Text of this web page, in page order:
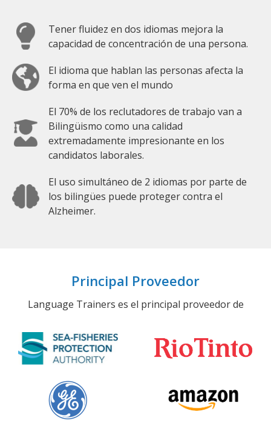
Tener fluidez en dos idiomas mejora la
capacidad de concentración de una persona.
El idioma que hablan las personas afecta la
forma en que ven el mundo
El 70% de los reclutadores de trabajo van a
Bilingüismo como una calidad
extremadamente impresionante en los
candidatos laborales.
El uso simultáneo de 2 idiomas por parte de
los bilingües puede proteger contra el
Alzheimer.
Principal Proveedor
Language Trainers es el principal proveedor de